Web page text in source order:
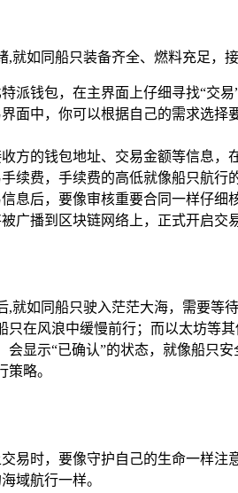
,就如同船只装备齐全、燃料充足，
派钱包，在主界面上仔细寻找“交
界面中，你可以根据自己的需求选
收方的钱包地址、交易金额等信息
续费，手续费的高低就像船只航行
息后，要像审核重要合同一样仔
广播到区块链网络上，正式开启交
,就如同船只驶入茫茫大海，需要等
只在风浪中缓慢前行；而以太坊等
会显示“已确认”的状态，就像船只
略。
易时，要像守护自己的生命一样
域航行一样。